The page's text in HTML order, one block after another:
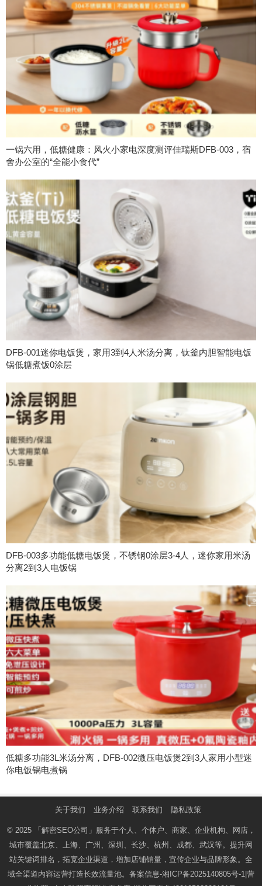
一锅六用，低糖健康：风火小家电深度测评佳瑞斯DFB-003，宿
舍办公室的“全能小食代”
DFB-001迷你电饭煲，家用3到4人米汤分离，钛釜内胆智能电饭
锅低糖煮饭0涂层
DFB-003多功能低糖电饭煲，不锈钢0涂层3-4人，迷你家用米汤
分离2到3人电饭锅
低糖多功能3L米汤分离，DFB-002微压电饭煲2到3人家用小型迷
你电饭锅电煮锅
关于我们 业务介绍 联系我们 隐私政策
© 2025 「解密SEO公司」 服务于个人、个体户、商家、企业机构、网店，
城市覆盖北京、上海、广州、深圳、长沙、杭州、成都、武汉等。提升网
站关键词排名，拓宽企业渠道，增加店铺销量，宣传企业与品牌形象。全
域全渠道内容运营打造长效流量池。备案信息-湘ICP备2025140805号-1 |营